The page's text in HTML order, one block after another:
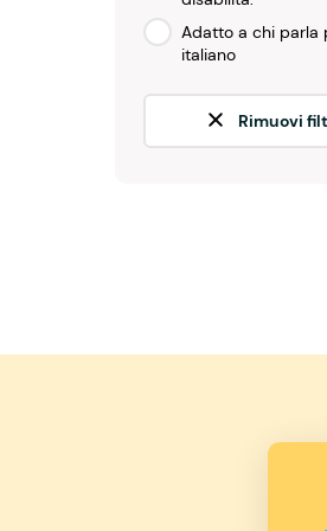
Adatto a chi parla
italiano
Rimuovi